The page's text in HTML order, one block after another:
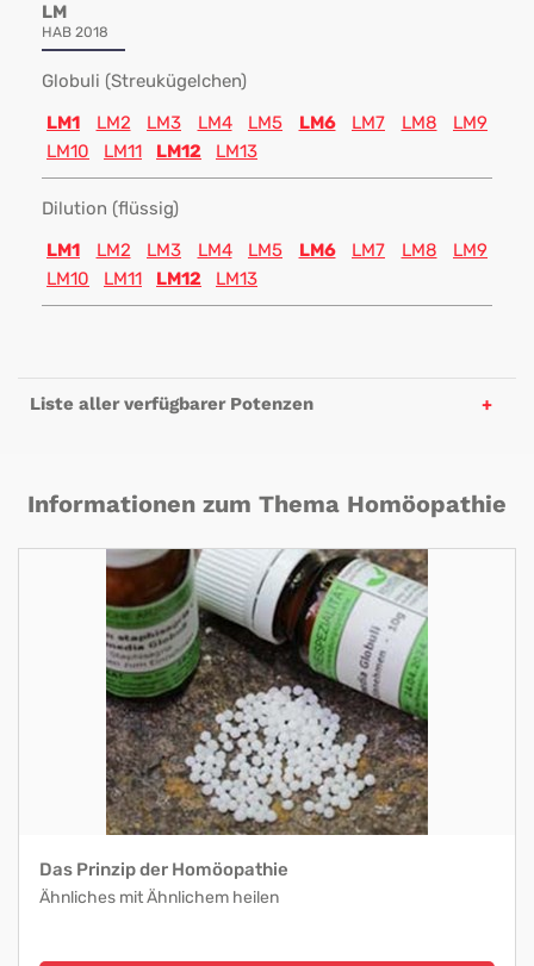
LM
HAB 2018
Globuli (Streukügelchen)
LM1
LM2 LM3 LM4 LM5 LM6 LM7 LM8
LM9
LM10
LM11 LM12 LM13
Dilution (flüssig)
LM1
LM2 LM3 LM4 LM5 LM6 LM7 LM8
LM9
LM10
LM11 LM12 LM13
Liste aller verfügbarer Potenzen
Informationen zum Thema Homöopathie
Das Prinzip der Homöopathie
Ähnliches mit Ähnlichem heilen